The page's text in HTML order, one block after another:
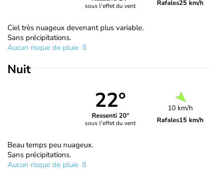
sous l'effet du vent Rafales25 km/h
Ciel très nuageux devenant plus variable.
Sans précipitations.
Aucun risque de pluie
Nuit
22°
Ressenti 20°
sous l'effet du vent
10 km/h
Rafales15 km/h
Beau temps peu nuageux.
Sans précipitations.
Aucun risque de pluie